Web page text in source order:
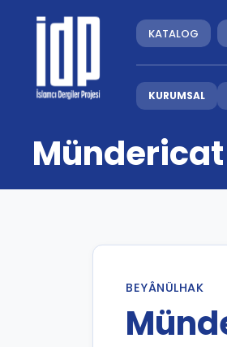
KATALOG
KURUMSAL
Mündericat
BEYÂNÜLHAK